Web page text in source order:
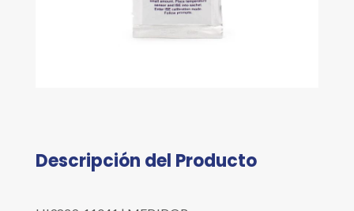
Descripción del Producto